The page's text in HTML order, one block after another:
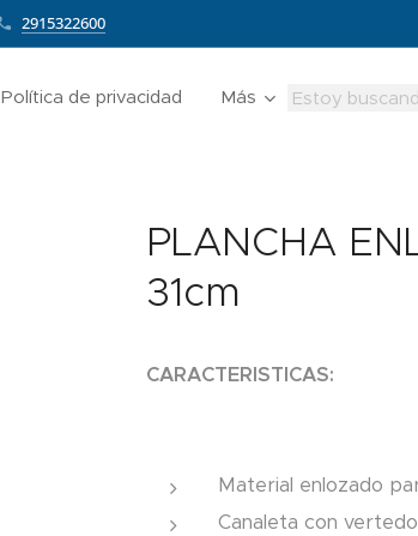
2915322600
Política de privacidad Más
PLANCHA
31cm
CARACTERISTICAS:
Material enlozado
Canaleta con